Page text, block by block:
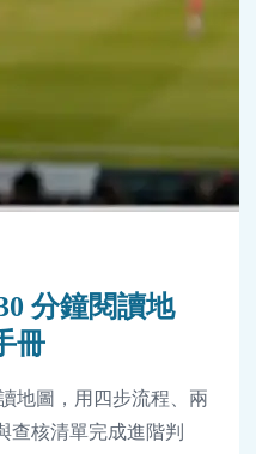
分鐘閱讀地
冊
地圖，用四步流程、兩
查核清單完成進階判